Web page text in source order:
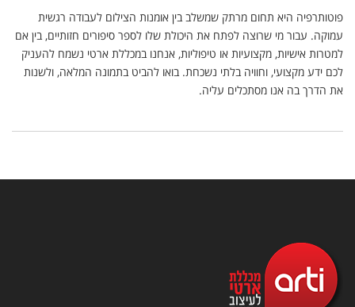
פוטותרפיה היא תחום מרתק שמשלב בין אומנות הצילום לעבודה רגשית
עמוקה. עבור מי שרוצה לפתח את היכולת שלו לספר סיפורים חזותיים, בין אם
למטרות אישיות, מקצועיות או טיפוליות, אנחנו במכללת ארטי נשמח להעניק
לכם ידע מקצועי, וחוויה בלתי נשכחת. בואו להביט בתמונה המלאה, ולשנות
את הדרך בה אנו מסתכלים עליה.